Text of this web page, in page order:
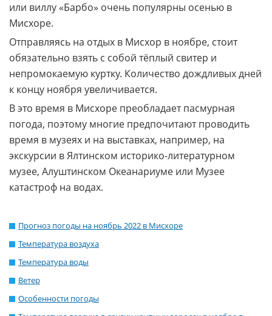
или виллу «Барбо» очень популярны осенью в
Мисхоре.
Отправляясь на отдых в Мисхор в ноябре, стоит
обязательно взять с собой тёплый свитер и
непромокаемую куртку. Количество дождливых дней
к концу ноября увеличивается.
В это время в Мисхоре преобладает пасмурная
погода, поэтому многие предпочитают проводить
время в музеях и на выставках, например, на
экскурсии в Ялтинском историко-литературном
музее, Алуштинском Океанариуме или Музее
катастроф на водах.
Прогноз погоды на ноябрь 2022 в Мисхоре
Температура воздуха
Температура воды
Ветер
Особенности погоды